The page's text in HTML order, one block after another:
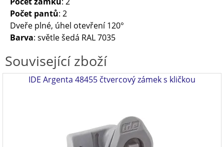
Počet pantů: 2
Dveře plné, úhel otevření 120°
Barva: světle šedá RAL 7035
Související zboží
IDE Argenta 48455 čtvercový zámek s kličkou